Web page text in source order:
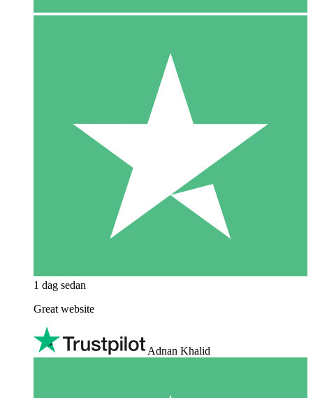
1 dag sedan
Great website
Adnan Khalid